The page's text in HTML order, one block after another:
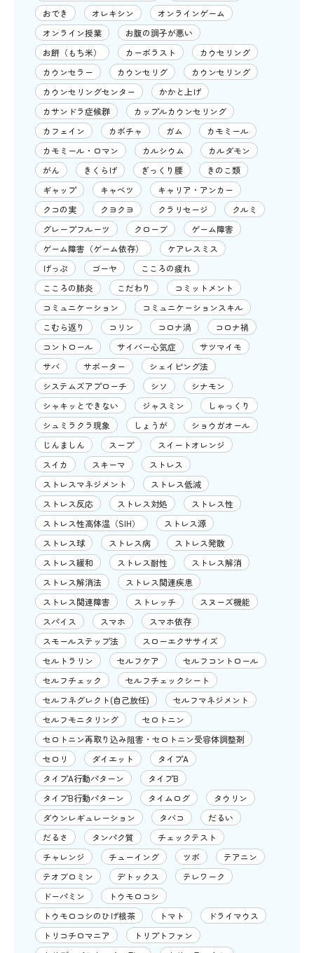
おでき
オレキシン
オンラインゲーム
オンライン授業
お腹の調子が悪い
お餅（もち米）
カーボラスト
カウセリング
カウンセラー
カウンセリグ
カウンセリング
カウンセリングセンター
かかと上げ
カサンドラ症候群
カップルカウンセリング
カフェイン
カボチャ ガム
カモミール
カモミール・ロマン
カルシウム
カルダモン
がん
きくらげ ぎっくり腰
きのこ類
ギャップ
キャベツ
キャリア・アンカー
クコの実
クヨクヨ クラリセージ
クルミ
グレープフルーツ
クローブ
ゲーム障害
ゲーム障害（ゲーム依存）
ケアレスミス
げっぷ
ゴーヤ
こころの疲れ
こころの肺炎
こだわり
コミットメント
コミュニケーション
コミュニケーションスキル
こむら返り
コリン コロナ渦
コロナ禍
コントロール
サイバー心気症
サツマイモ
サバ
サポーター
シェイピング法
システムズアプローチ
シソ
シナモン
シャキッとできない
ジャスミン
しゃっくり
シュミラクラ現象
しょうが
ショウガオール
じんましん
スープ
スイートオレンジ
スイカ
スキーマ
ストレス
ストレスマネジメント
ストレス低減
ストレス反応
ストレス対処
ストレス性
ストレス性高体温（SIH）
ストレス源
ストレス球
ストレス病
ストレス発散
ストレス緩和
ストレス耐性
ストレス解消
ストレス解消法
ストレス関連疾患
ストレス関連障害
ストレッチ
スヌーズ機能
スパイス
スマホ
スマホ依存
スモールステップ法
スローエクササイズ
セルトラリン
セルフケア
セルフコントロール
セルフチェック
セルフチェックシート
セルフネグレクト(自己放任)
セルフマネジメント
セルフモニタリング
セロトニン
セロトニン再取り込み阻害・セロトニン受容体調整剤
セロリ
ダイエット
タイプA
タイプA行動パターン
タイプB
タイプB行動パターン
タイムログ
タウリン
ダウンレギュレーション
タバコ
だるい
だるさ
タンパク質
チェックテスト
チャレンジ
チューイング ツボ
テアニン
テオブロミン
デトックス
テレワーク
ドーパミン
トウモロコシ
トウモロコシのひげ根茶
トマト
ドライマウス
トリコチロマニア
トリプトファン